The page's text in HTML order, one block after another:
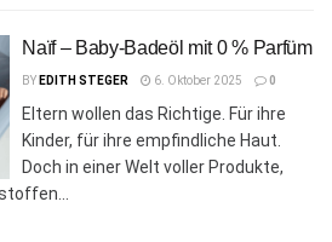
Naïf – Baby-Badeöl mit 0 % Parfüm
BY EDITH STEGER 6. Oktober 2025 0
Eltern wollen das Richtige. Für ihre
Kinder, für ihre empfindliche Haut.
Doch in einer Welt voller Produkte,